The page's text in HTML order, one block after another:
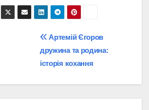
Артемій Єгоров
дружина та родина:
історія кохання